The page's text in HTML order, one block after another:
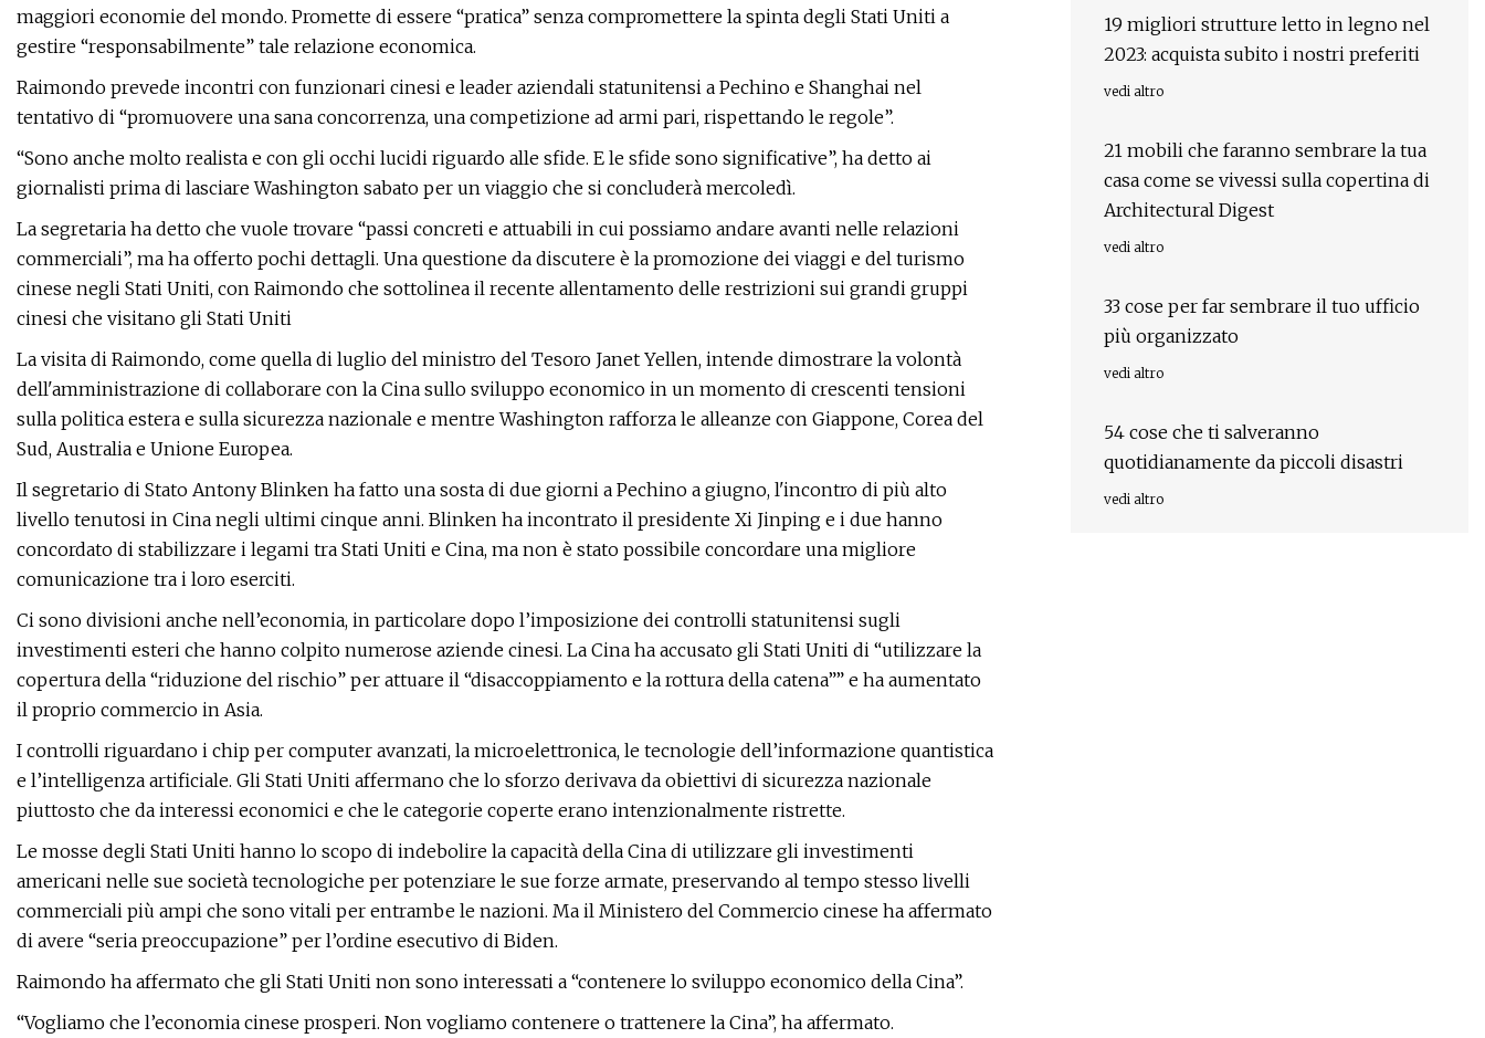
maggiori economie del mondo. Promette di essere “pratica” senza compromettere la spinta degli Stati Uniti a
gestire “responsabilmente” tale relazione economica.
Raimondo prevede incontri con funzionari cinesi e leader aziendali statunitensi a Pechino e Shanghai nel
tentativo di “promuovere una sana concorrenza, una competizione ad armi pari, rispettando le regole”.
“Sono anche molto realista e con gli occhi lucidi riguardo alle sfide. E le sfide sono significative”, ha detto ai
giornalisti prima di lasciare Washington sabato per un viaggio che si concluderà mercoledì.
La segretaria ha detto che vuole trovare “passi concreti e attuabili in cui possiamo andare avanti nelle relazioni
commerciali”, ma ha offerto pochi dettagli. Una questione da discutere è la promozione dei viaggi e del turismo
cinese negli Stati Uniti, con Raimondo che sottolinea il recente allentamento delle restrizioni sui grandi gruppi
cinesi che visitano gli Stati Uniti
La visita di Raimondo, come quella di luglio del ministro del Tesoro Janet Yellen, intende dimostrare la volontà
dell'amministrazione di collaborare con la Cina sullo sviluppo economico in un momento di crescenti tensioni
sulla politica estera e sulla sicurezza nazionale e mentre Washington rafforza le alleanze con Giappone, Corea del
Sud, Australia e Unione Europea.
Il segretario di Stato Antony Blinken ha fatto una sosta di due giorni a Pechino a giugno, l'incontro di più alto
livello tenutosi in Cina negli ultimi cinque anni. Blinken ha incontrato il presidente Xi Jinping e i due hanno
concordato di stabilizzare i legami tra Stati Uniti e Cina, ma non è stato possibile concordare una migliore
comunicazione tra i loro eserciti.
Ci sono divisioni anche nell’economia, in particolare dopo l’imposizione dei controlli statunitensi sugli
investimenti esteri che hanno colpito numerose aziende cinesi. La Cina ha accusato gli Stati Uniti di “utilizzare la
copertura della “riduzione del rischio” per attuare il “disaccoppiamento e la rottura della catena”” e ha aumentato
il proprio commercio in Asia.
I controlli riguardano i chip per computer avanzati, la microelettronica, le tecnologie dell’informazione quantistica
e l’intelligenza artificiale. Gli Stati Uniti affermano che lo sforzo derivava da obiettivi di sicurezza nazionale
piuttosto che da interessi economici e che le categorie coperte erano intenzionalmente ristrette.
Le mosse degli Stati Uniti hanno lo scopo di indebolire la capacità della Cina di utilizzare gli investimenti
americani nelle sue società tecnologiche per potenziare le sue forze armate, preservando al tempo stesso livelli
commerciali più ampi che sono vitali per entrambe le nazioni. Ma il Ministero del Commercio cinese ha affermato
di avere “seria preoccupazione” per l’ordine esecutivo di Biden.
Raimondo ha affermato che gli Stati Uniti non sono interessati a “contenere lo sviluppo economico della Cina”.
“Vogliamo che l’economia cinese prosperi. Non vogliamo contenere o trattenere la Cina”, ha affermato.
19 migliori strutture letto in legno nel
2023: acquista subito i nostri preferiti
vedi altro
21 mobili che faranno sembrare la tua
casa come se vivessi sulla copertina di
Architectural Digest
vedi altro
33 cose per far sembrare il tuo ufficio
più organizzato
vedi altro
54 cose che ti salveranno
quotidianamente da piccoli disastri
vedi altro